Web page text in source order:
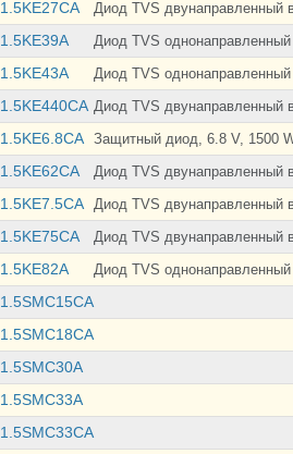
1.5KE27CA Диод TVS двунаправленный
1.5KE39A Диод TVS
1.5KE43A Диод TVS
1.5KE440CA Диод TVS двунаправленный
1.5KE6.8CA Защитный диод, 6.8 V, 1500
1.5KE62CA Диод TVS двунаправленный
1.5KE7.5CA Диод TVS двунаправленный
1.5KE75CA Диод TVS двунаправленный
1.5KE82A Диод TVS
1.5SMC15CA
1.5SMC18CA
1.5SMC30A
1.5SMC33A
1.5SMC33CA